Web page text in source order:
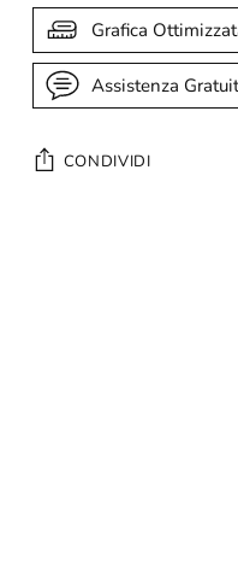
Grafica
Assistenza
CONDIVIDI